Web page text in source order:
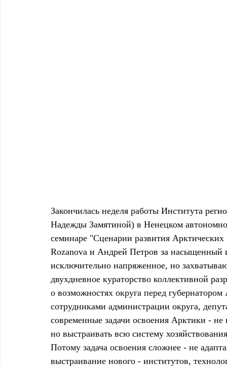
Закончилась неделя работы Института
Надежды Замятиной) в Ненецком
семинаре "Сценарии развития
Rozanova и Андрей Петров за
исключительно напряженное, но
двухдневное кураторство коллективной
о возможностях округа перед
сотрудниками администрации округа,
современные задачи освоения Арктики -
но выстраивать всю систему
Потому задача освоения сложнее - не
выстраивание нового - институтов,